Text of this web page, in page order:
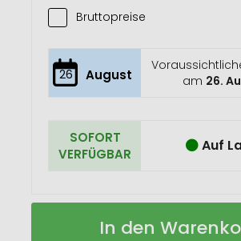
Bruttopreise
26 August
am 26.
SOFORT
VERFÜGBAR
Auf
Häuschen
Auf
In den